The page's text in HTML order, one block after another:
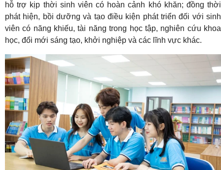
hỗ trợ kịp thời sinh viên có hoàn cảnh khó khăn; đồng thời
phát hiện, bồi dưỡng và tạo điều kiện phát triển đối với sinh
viên có năng khiếu, tài năng trong học tập, nghiên cứu khoa
học, đổi mới sáng tạo, khởi nghiệp và các lĩnh vực khác.